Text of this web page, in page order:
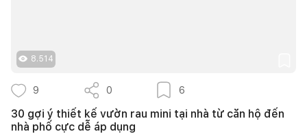
8.514
9 0 6
30 gợi ý thiết kế vườn rau mini tại nhà từ căn hộ đến
nhà phố cực dễ áp dụng